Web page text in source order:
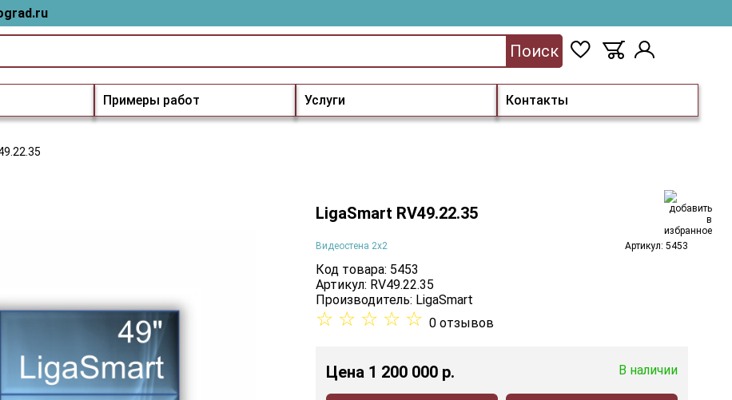
Примеры работ Услуги Контакты
Поиск
LigaSmart RV49.22.35
Видеостена 2x2 Артикул: 5453
Код товара: 5453
Артикул: RV49.22.35
Производитель: LigaSmart
☆ ☆ ☆ ☆ ☆ 0 отзывов
Цена 1 200 000 p. В наличии